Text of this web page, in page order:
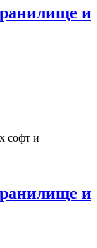
и
софт и
и